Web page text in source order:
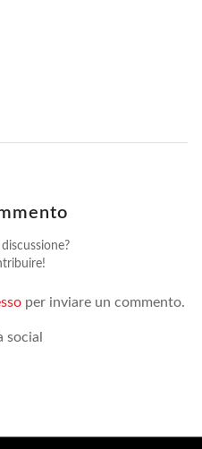
per inviare un commento.
social